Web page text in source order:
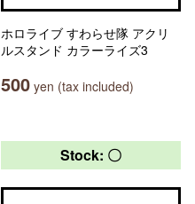
ホロライブ すわらせ隊 アクリ
ルスタンド カラーライズ3
500 yen (tax included)
Stock: 〇